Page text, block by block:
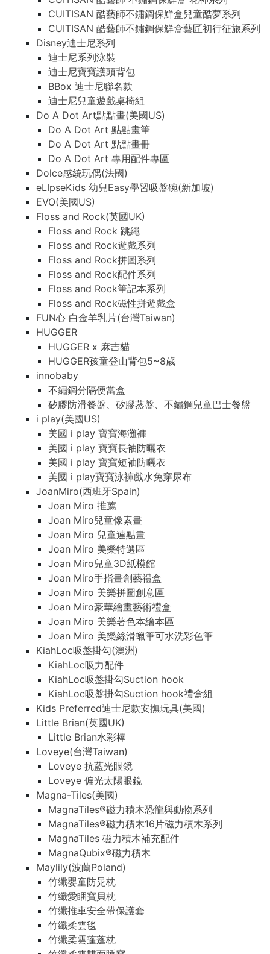
CUITISAN 酷藝師不鏽鋼保鮮盒兒童酷夢系列
CUITISAN 酷藝師不鏽鋼保鮮盒藝匠初行征旅系列
Disney迪士尼系列
迪士尼系列泳裝
迪士尼寶寶護頭背包
BBox 迪士尼聯名款
迪士尼兒童遊戲桌椅組
Do A Dot Art點點畫(美國US)
Do A Dot Art 點點畫筆
Do A Dot Art 點點畫冊
Do A Dot Art 專用配件專區
Dolce感統玩偶(法國)
eLIpseKids 幼兒Easy學習吸盤碗(新加坡)
EVO(美國US)
Floss and Rock(英國UK)
Floss and Rock 跳繩
Floss and Rock遊戲系列
Floss and Rock拼圖系列
Floss and Rock配件系列
Floss and Rock筆記本系列
Floss and Rock磁性拼遊戲盒
FUN心 白金羊乳片(台灣Taiwan)
HUGGER
HUGGER x 麻吉貓
HUGGER孩童登山背包5~8歲
innobaby
不鏽鋼分隔便當盒
矽膠防滑餐盤、矽膠蒸盤、不鏽鋼兒童巴士餐盤
i play(美國US)
美國 i play 寶寶海灘褲
美國 i play 寶寶長袖防曬衣
美國 i play 寶寶短袖防曬衣
美國 i play寶寶泳褲戲水免穿尿布
JoanMiro(西班牙Spain)
Joan Miro 推薦
Joan Miro兒童像素畫
Joan Miro 兒童連點畫
Joan Miro 美樂特選區
Joan Miro兒童3D紙模館
Joan Miro手指畫創藝禮盒
Joan Miro 美樂拼圖創意區
Joan Miro豪華繪畫藝術禮盒
Joan Miro 美樂著色本繪本區
Joan Miro 美樂絲滑蠟筆可水洗彩色筆
KiahLoc吸盤掛勾(澳洲)
KiahLoc吸力配件
KiahLoc吸盤掛勾Suction hook
KiahLoc吸盤掛勾Suction hook禮盒組
Kids Preferred迪士尼款安撫玩具(美國)
Little Brian(英國UK)
Little Brian水彩棒
Loveye(台灣Taiwan)
Loveye 抗藍光眼鏡
Loveye 偏光太陽眼鏡
Magna-Tiles(美國)
MagnaTiles®磁力積木恐龍與動物系列
MagnaTiles®磁力積木16片磁力積木系列
MagnaTiles 磁力積木補充配件
MagnaQubix®磁力積木
Maylily(波蘭Poland)
竹纖嬰童防晃枕
竹纖愛睏寶貝枕
竹纖推車安全帶保護套
竹纖柔雲毯
竹纖柔雲蓬蓬枕